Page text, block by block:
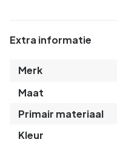
Extra informatie
Merk
Maat
Primair materiaal
Kleur